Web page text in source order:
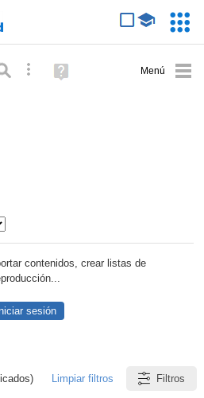
Búsqueda avanzada
Ayuda
(en
contenidos, crear listas de
Iniciar sesión
Limpiar filtros Filtros